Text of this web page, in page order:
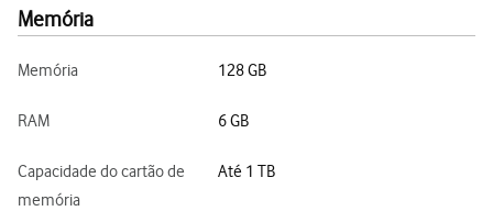
Memória
Memória 128 GB
RAM 6 GB
Capacidade do cartão de
memória
Até 1 TB